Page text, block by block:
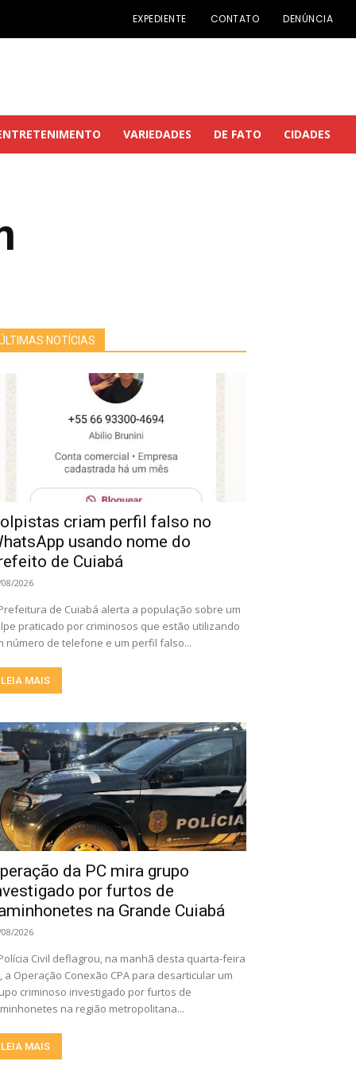
EXPEDIENTE CONTATO DENÚNCIA
VARIEDADES DE FATO CIDADES
NOTÍCIAS
criam perfil falso no
usando nome do
de Cuiabá
2026
de Cuiabá alerta a população sobre um
praticado por criminosos que estão utilizando
número de telefone e um perfil falso...
LEIA MAIS
da PC mira grupo
por furtos de
na Grande Cuiabá
2026
Civil deflagrou, na manhã desta quarta-feira
a Operação Conexão CPA para desarticular um
criminoso investigado por furtos de
na região metropolitana...
LEIA MAIS